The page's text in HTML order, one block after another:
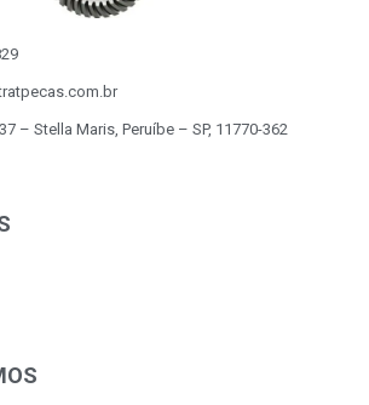
– Stella Maris, Peruíbe – SP, 11770-362